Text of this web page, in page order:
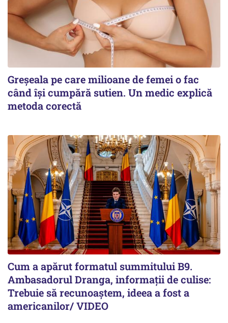
Greșeala pe care milioane de femei o fac
când își cumpără sutien. Un medic explică
metoda corectă
Cum a apărut formatul summitului B9.
Ambasadorul Dranga, informații de culise:
Trebuie să recunoaștem, ideea a fost a
americanilor/ VIDEO